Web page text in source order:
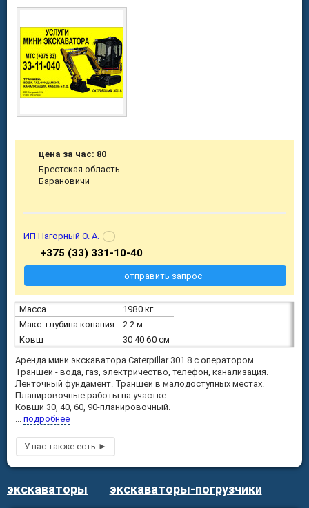
Масса
1980 кг
Макс. глубина копания
2.2 м
Ковш
30 40 60 см
Аренда мини экскаватора Caterpillar 301.8 с оператором.
Траншеи - вода, газ, электричество, телефон, канализация.
Ленточный фундамент. Траншеи в малодоступных местах.
Планировочные работы на участке.
Ковши 30, 40, 60, 90-планировочный.
... подробнее
цена за час: 80
Брестская область
Барановичи
ИП Нагорный О. А.
+375 (33) 331-10-40
отправить запрос
экскаваторы экскаваторы-погрузчики